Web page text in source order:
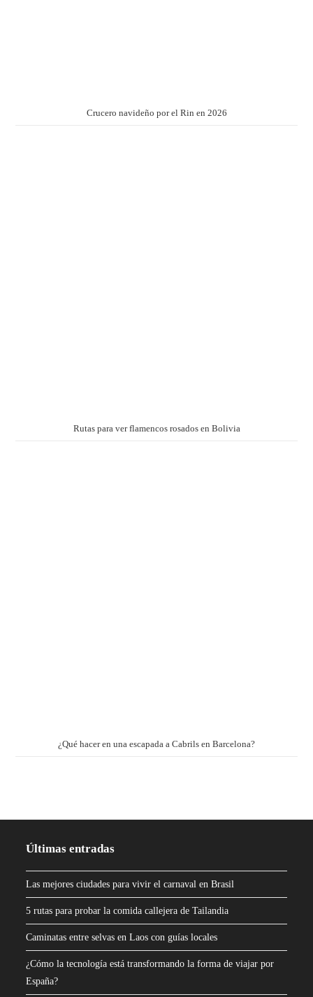
Crucero navideño por el Rin en 2026
Rutas para ver flamencos rosados en Bolivia
¿Qué hacer en una escapada a Cabrils en Barcelona?
Últimas entradas
Las mejores ciudades para vivir el carnaval en Brasil
5 rutas para probar la comida callejera de Tailandia
Caminatas entre selvas en Laos con guías locales
¿Cómo la tecnología está transformando la forma de viajar por
España?